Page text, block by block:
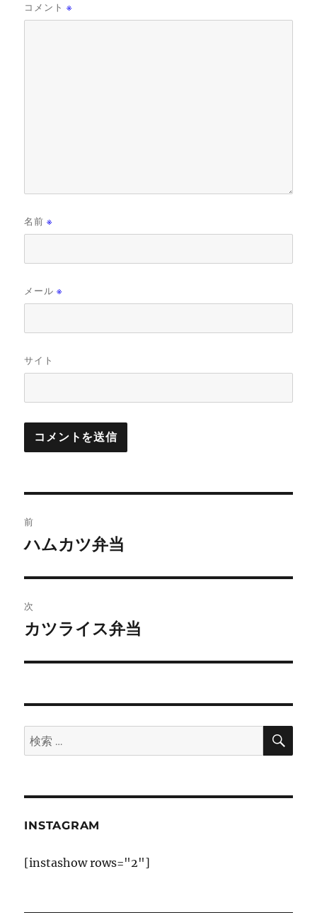
コメント※
名前※
メール※
サイト
稿
ビ
ゲ
ー
ン
前
前
投
稿:
ハムカツ弁当
次
次
投
カツライス弁当
検
索:
検
INSTAGRAM
[instashow rows="2"]